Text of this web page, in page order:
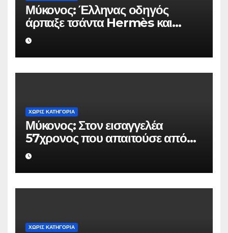
Μύκονος: Έλληνας οδηγός
άρπαξε τσάντα Hermès και
Rolex αξίας 75.000 ευρώ από
Ουκρανό τουρίστα
ΧΩΡΊΣ ΚΑΤΗΓΟΡΊΑ
Μύκονος: Στον εισαγγελέα
57χρονος που απαιτούσε από
επιχειρηματία 80.000 ευρώ για
να μην κάνει καταγγελίες σε
βάρος του
ΧΩΡΊΣ ΚΑΤΗΓΟΡΊΑ